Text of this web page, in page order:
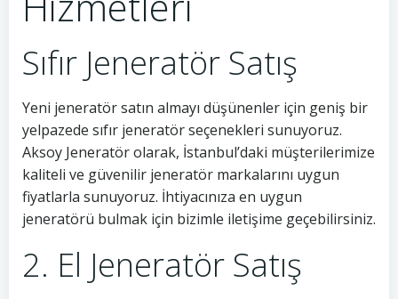
Sıfır Jeneratör Satış
Yeni jeneratör satın almayı düşünenler için geniş bir
yelpazede sıfır jeneratör seçenekleri sunuyoruz.
Aksoy Jeneratör olarak, İstanbul’daki müşterilerimize
kaliteli ve güvenilir jeneratör markalarını uygun
fiyatlarla sunuyoruz. İhtiyacınıza en uygun
jeneratörü bulmak için bizimle iletişime geçebilirsiniz.
2. El Jeneratör Satış